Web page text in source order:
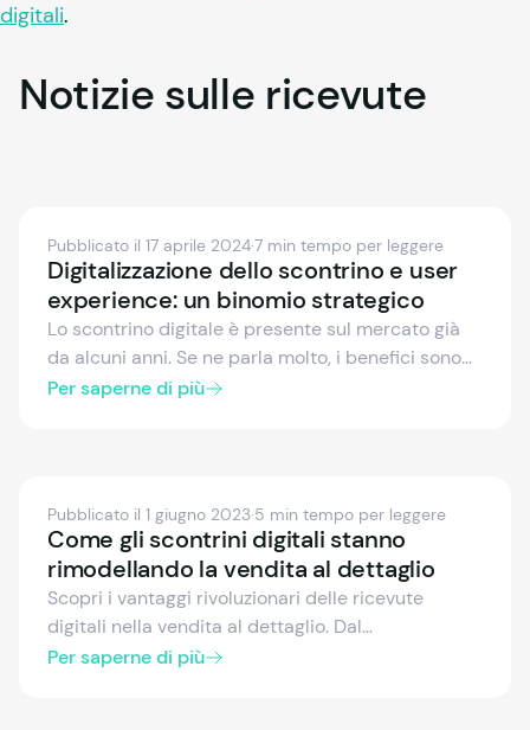
digitali.
Notizie sulle ricevute
Pubblicato il 17 aprile 2024·7 min tempo per leggere
Digitalizzazione dello scontrino e user
experience: un binomio strategico
Lo scontrino digitale è presente sul mercato già
da alcuni anni. Se ne parla molto, i benefici sono
numerosi e spesso evidenti. Nonostante il
rispondere ai bisogni reali in questo articolo.
Per saperne di più
Pubblicato il 1 giugno 2023·5 min tempo per leggere
Come gli scontrini digitali stanno
rimodellando la vendita al dettaglio
Scopri i vantaggi rivoluzionari delle ricevute
digitali nella vendita al dettaglio. Dal
coinvolgimento migliorato dei clienti alla gestione
Per saperne di più